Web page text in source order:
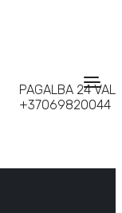
PAGALBA 24 VAL
+37069820044